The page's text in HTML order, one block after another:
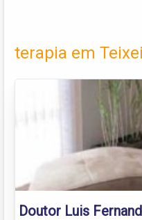
terapia em
Doutor Luis